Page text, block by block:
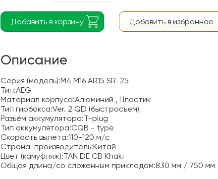
Добавить в корзину Добавить в избранное
Описание
Серия (модель):М4 М16 AR15 SR-25
Тип:AEG
Материал корпуса:Алюминий , Пластик
Тип гирбокса:Ver. 2 QD (быстросъем)
Разъём аккумулятора:T-plug
Тип аккумулятора:CQB - type
Скорость вылета:110-120 м/с
Страна-производитель:Китай
Цвет (камуфляж):TAN DE CB Khaki
Общая длина/со сложенным прикладом:830 мм / 750 мм